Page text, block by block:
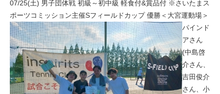
07/25(土) 男子団体戦 初級～初中級 軽食付&賞品付 ※さいたまス
ポーツコミッション主催Sフィールドカップ 優勝＜大宮運動場＞
パインド
アさん
(中島啓
介さん、
吉田俊介
さん、小